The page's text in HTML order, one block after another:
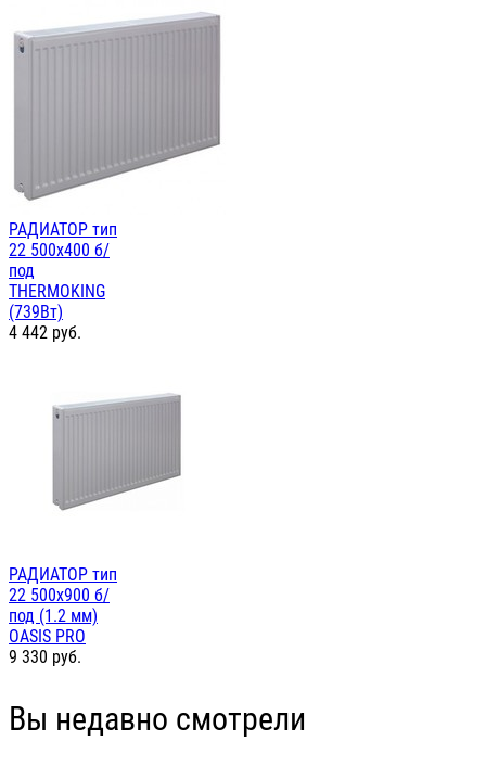
РАДИАТОР тип
22 500х400 б/
под
THERMOKING
(739Вт)
4 442 руб.
РАДИАТОР тип
22 500х900 б/
под (1.2 мм)
OASIS PRO
9 330 руб.
Вы недавно смотрели